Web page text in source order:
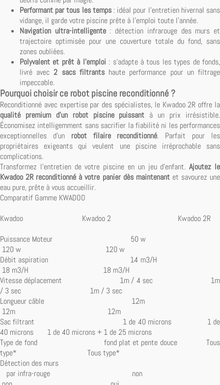
Performant par tous les temps: idéal pour l'entretien hivernal sans
vidange, il garde votre piscine prête à l'emploi toute l'année.
Navigation ultra-intelligente: détection infrarouge des murs et
trajectoire optimisée pour une couverture totale du fond, sans
zones oubliées.
Polyvalent et prêt à l'emploi : s'adapte à tous les types de fonds,
livré avec2 sacs filtrantshaute performance pour un filtrage
impeccable.
Pourquoi choisir ce robot piscine reconditionné ?
Reconditionné avec expertise par des spécialistes, le Kwadoo 2R offre la
qualité premium d'un robot piscine puissant à un prix irrésistible.
Économisez intelligemment sans sacrifier la fiabilité ni les performances
exceptionnelles d'un robot filaire reconditionné. Parfait pour les
propriétaires exigeants qui veulent une piscine irréprochable sans
complications.
Transformez l'entretien de votre piscine en un jeu d'enfant.Ajoutez le
Kwadoo 2R reconditionné à votre panier dès maintenantet savourez une
eau pure, prête à vous accueillir.
Comparatif Gamme KWADOO
Kwadoo Kwadoo 2 Kwadoo 2R
Puissance Moteur 50 w
120 w 120 w
Débit aspiration 14 m3/H
18 m3/H 18 m3/H
Vitesse déplacement 1m / 4 sec 1m
/ 3 sec 1m / 3 sec
Longueur câble 12m
12m 12m
Sac filtrant 1 de 40 microns 1 de
40 microns 1 de 40 microns + 1 de 25 microns
Type de fond fond plat et pente douce Tous
type* Tous type*
Détection des murs
par infra-rouge non